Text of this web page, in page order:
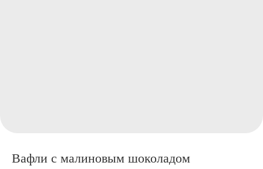
Вафли с малиновым шоколадом